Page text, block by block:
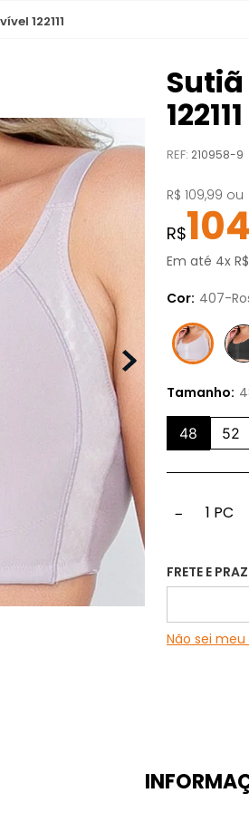
122111
122111
REF: 210958-9
R$ 109,99 ou
104
Em até 4x R$
Cor: 407-
Tamanho:
48 52
− 1 PC
FRETE E
Não sei meu